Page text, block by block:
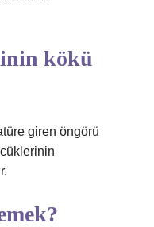
kökü
giren öngörü